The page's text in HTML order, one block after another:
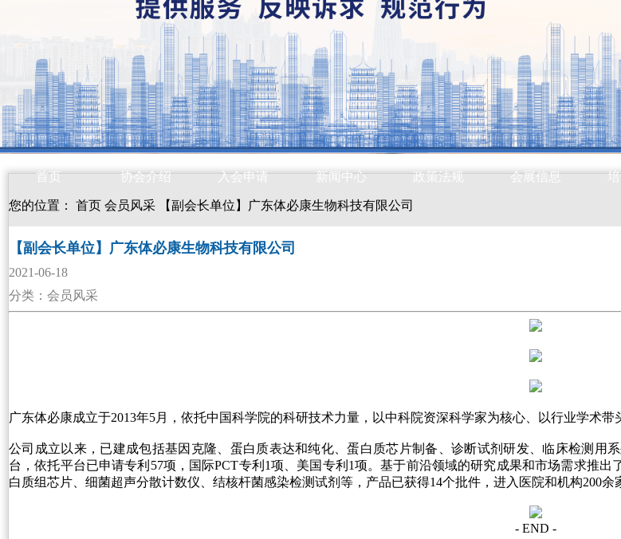
首页 协会介绍 入会申请 新闻中心 政策法规 会展信息
您的位置： 首页 会员风采 【副会长单位】广东体必康生物科技有限公司
【副会长单位】广东体必康生物科技有限公司
2021-06-18
分类：会员风采
广东体必康成立于2013年5月，依托中国科学院的科研技术力量，以中科院资深科学家为核心、以行业学术
公司成立以来，已建成包括基因克隆、蛋白质表达和纯化、蛋白质芯片制备、诊断试剂研发、临床检测用
台，依托平台已申请专利57项，国际PCT专利1项、美国专利1项。基于前沿领域的研究成果和市场需求推
白质组芯片、细菌超声分散计数仪、结核杆菌感染检测试剂等，产品已获得14个批件，进入医院和机构200余
- END -